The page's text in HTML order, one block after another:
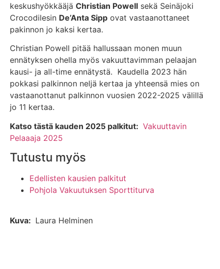
keskushyökkääjä Christian Powell sekä Seinäjoki
Crocodilesin De’Anta Sipp ovat vastaanottaneet
pakinnon jo kaksi kertaa.
Christian Powell pitää hallussaan monen muun
ennätyksen ohella myös vakuuttavimman pelaajan
kausi- ja all-time ennätystä. Kaudella 2023 hän
pokkasi palkinnon neljä kertaa ja yhteensä mies on
vastaanottanut palkinnon vuosien 2022-2025 välillä
jo 11 kertaa.
Katso tästä kauden 2025 palkitut: Vakuuttavin
Pelaaaja 2025
Tutustu myös
Edellisten kausien palkitut
Pohjola Vakuutuksen Sporttiturva
Kuva: Laura Helminen